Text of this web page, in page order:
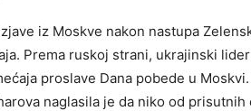
iz Moskve nakon nastupa
Prema ruskoj strani, ukrajinski
proslave Dana pobede u
naglasila je da niko od